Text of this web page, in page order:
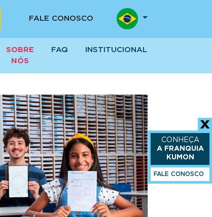
FALE CONOSCO
SOBRE
NÓS
FAQ INSTITUCIONAL
CONHEÇA
A FRANQUIA
KUMON
FALE CONOSCO